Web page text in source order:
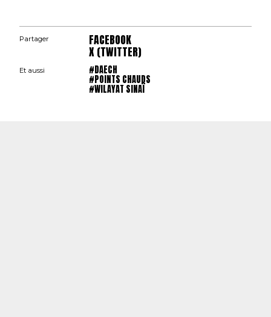
Partager FACEBOOK
X (TWITTER)
Et aussi #DAECH
#POINTS CHAUDS
#WILAYAT SINAÏ